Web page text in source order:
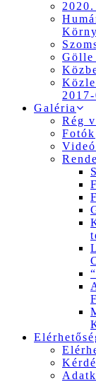
Gölle
Galéria
Rég
Fotók